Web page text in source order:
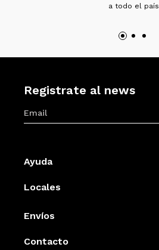
a todo el país
Registrate al news
Ayuda
Locales
Envíos
Contacto